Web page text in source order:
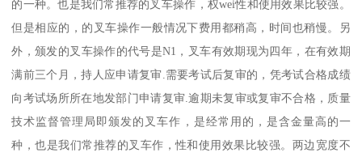
的一种。也是我们常推荐的叉车操作，权wei性和使用效果比较强。
但是相应的，的叉车操作一般情况下费用都稍高，时间也稍慢。另
外，颁发的叉车操作的代号是N1，叉车有效期现为四年，在有效期
满前三个月，持人应申请复审.需要考试后复审的，凭考试合格成绩
向考试场所所在地发部门申请复审.逾期未复审或复审不合格，质量
技术监督管理局即颁发的叉车作，是经常用的，是含金量高的一
种，也是我们常推荐的叉车作，性和使用效果比较强。两边宽度不